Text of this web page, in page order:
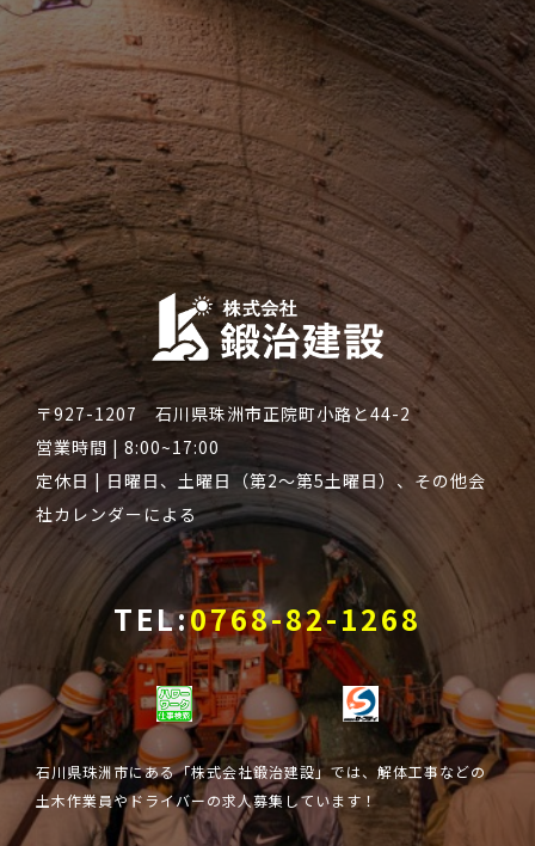
〒927-1207 石川県珠洲市正院町小路と44-2
営業時間 | 8:00~17:00
定休日 | 日曜日、土曜日（第2～第5土曜日）、その他会
社カレンダーによる
TEL:0768-82-1268
石川県珠洲市にある「株式会社鍛治建設」では、解体工事などの
土木作業員やドライバーの求人募集しています！